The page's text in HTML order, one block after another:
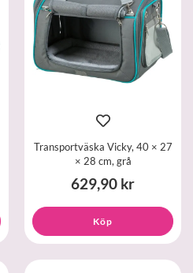
Transportväska Vicky, 40 × 27
× 28 cm, grå
629,90 kr
Köp